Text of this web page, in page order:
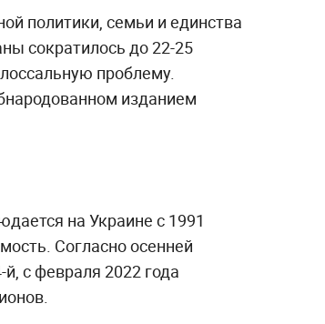
политики, семьи и единства
сократилось до 22-25
проблему.
изданием
на Украине с 1991
Согласно осенней
с февраля 2022 года